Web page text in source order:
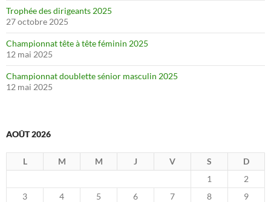
Trophée des dirigeants 2025
27 octobre 2025
Championnat tête à tête féminin 2025
12 mai 2025
Championnat doublette sénior masculin 2025
12 mai 2025
AOÛT 2026
L M M J V S
D
1
2
3
4 5 6 7 8
9